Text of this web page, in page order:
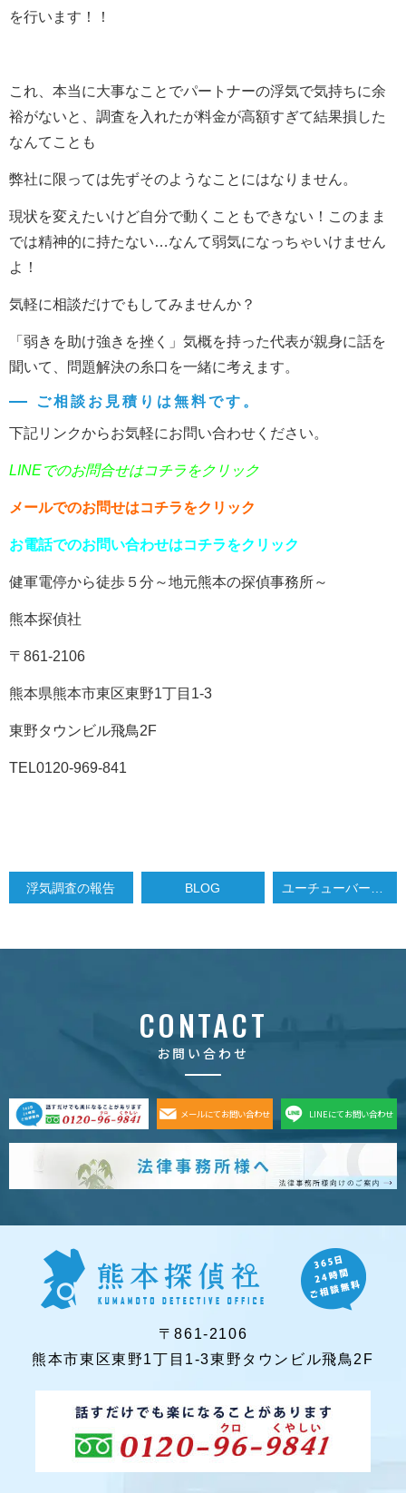
を行います！！
これ、本当に大事なことでパートナーの浮気で気持ちに余
裕がないと、調査を入れたが料金が高額すぎて結果損した
なんてことも
弊社に限っては先ずそのようなことにはなりません。
現状を変えたいけど自分で動くこともできない！このまま
では精神的に持たない…なんて弱気になっちゃいけません
よ！
気軽に相談だけでもしてみませんか？
「弱きを助け強きを挫く」気概を持った代表が親身に話を
聞いて、問題解決の糸口を一緒に考えます。
ご相談お見積りは無料です。
下記リンクからお気軽にお問い合わせください。
LINEでのお問合せはコチラをクリック
メールでのお問せはコチラをクリック
お電話でのお問い合わせはコチラをクリック
健軍電停から徒歩５分～地元熊本の探偵事務所～
熊本探偵社
〒861-2106
熊本県熊本市東区東野1丁目1-3
東野タウンビル飛鳥2F
TEL0120-969-841
浮気調査の報告 BLOG
CONTACT
お問い合わせ
メールにてお問い合わせ LINEにてお問い合わせ
〒861-2106
熊本市東区東野1丁目1-3東野タウンビル飛鳥2F